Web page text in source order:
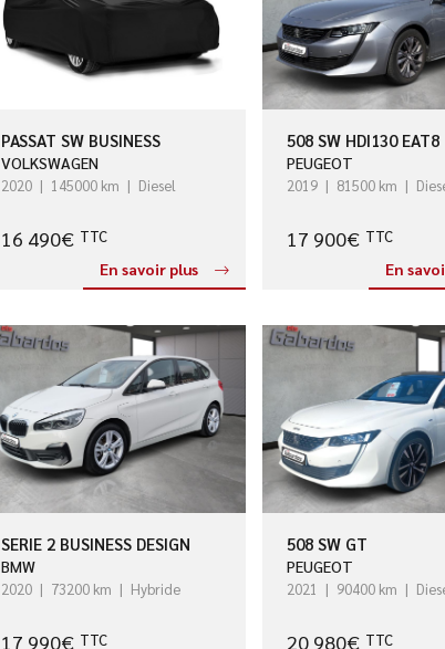
PASSAT SW BUSINESS
VOLKSWAGEN
2020 145000 km Diesel
16 490€ TTC
En savoir plus
508 SW HDI130 EAT8
PEUGEOT
2019 81500 km
17 900€ TTC
En
SERIE 2 BUSINESS DESIGN
BMW
2020 73200 km Hybride
17 990€ TTC
508 SW GT
PEUGEOT
2021 90400 km
20 980€ TTC